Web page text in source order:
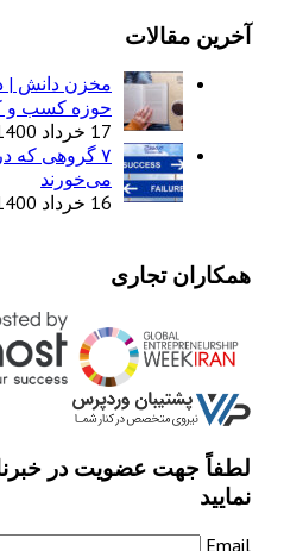
آخرین مقالات
مخزن دانش |
حوزه کسب و
17 خرداد 1400
۷ گروهی
می‌خورند
16 خرداد 1400
همکاران تجاری
لطفاً جهت عضویت در
نمایید
Email